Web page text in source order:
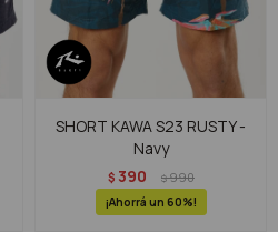
SHORT KAWA S23 RUSTY -
Navy
$ 390 $990
60